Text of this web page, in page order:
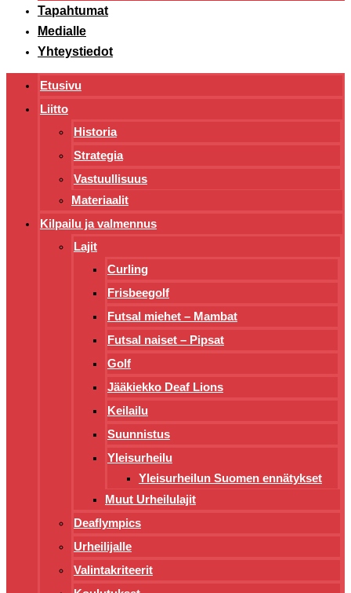
Tapahtumat
Medialle
Yhteystiedot
Etusivu
Liitto
Historia
Strategia
Vastuullisuus
Materiaalit
Kilpailu ja valmennus
Lajit
Curling
Frisbeegolf
Futsal miehet – Mambat
Futsal naiset – Pipsat
Golf
Jääkiekko Deaf Lions
Keilailu
Suunnistus
Yleisurheilu
Yleisurheilun Suomen ennätykset
Muut Urheilulajit
Deaflympics
Urheilijalle
Valintakriteerit